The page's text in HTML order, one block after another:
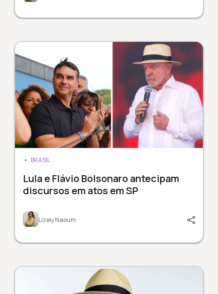
BRASIL
Lula e Flávio Bolsonaro antecipam
discursos em atos em SP
Lizely Naoum